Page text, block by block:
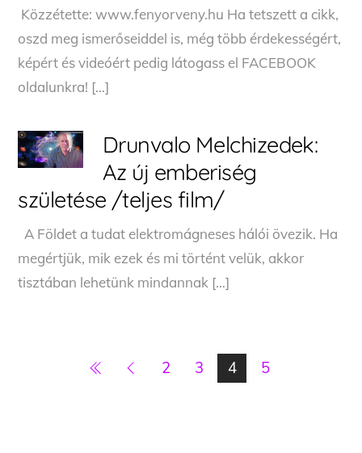
Közzétette: www.fenyorveny.hu Ha tetszett a cikk,
oszd meg ismerőseiddel is, még több érdekességért,
képért és videóért pedig látogass el FACEBOOK
oldalunkra! […]
Drunvalo Melchizedek:
Az új emberiség
születése /teljes film/
A Földet a tudat elektromágneses hálói övezik. Ha
megértjük, mik ezek és mi történt velük, akkor
tisztában lehetünk mindannak […]
2 3 4 5